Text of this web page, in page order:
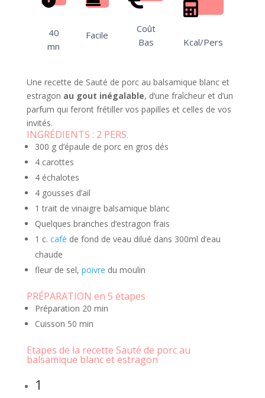
40
mn
Facile
Coût
Bas
Kcal/Pers
Une recette de Sauté de porc au balsamique blanc et
estragon au gout inégalable, d’une fraîcheur et d’un
parfum qui feront frétiller vos papilles et celles de vos
invités.
INGRÉDIENTS : 2 PERS.
300 g d’épaule de porc en gros dés
4 carottes
4 échalotes
4 gousses d’ail
1 trait de vinaigre balsamique blanc
Quelques branches d’estragon frais
1 c. café de fond de veau dilué dans 300ml d’eau
chaude
fleur de sel, poivre du moulin
PRÉPARATION en 5 étapes
Préparation 20 min
Cuisson 50 min
Etapes de la recette Sauté de porc au
balsamique blanc et estragon
1